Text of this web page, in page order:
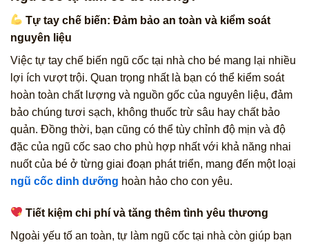
Tự tay chế biến: Đảm bảo an toàn và kiểm soát
nguyên liệu
Việc tự tay chế biến ngũ cốc tại nhà cho bé mang lại nhiều
lợi ích vượt trội. Quan trọng nhất là bạn có thể kiểm soát
hoàn toàn chất lượng và nguồn gốc của nguyên liệu, đảm
bảo chúng tươi sạch, không thuốc trừ sâu hay chất bảo
quản. Đồng thời, bạn cũng có thể tùy chỉnh độ mịn và độ
đặc của ngũ cốc sao cho phù hợp nhất với khả năng nhai
nuốt của bé ở từng giai đoạn phát triển, mang đến một loại
ngũ cốc dinh dưỡng hoàn hảo cho con yêu.
Tiết kiệm chi phí và tăng thêm tình yêu thương
Ngoài yếu tố an toàn, tự làm ngũ cốc tại nhà còn giúp bạn